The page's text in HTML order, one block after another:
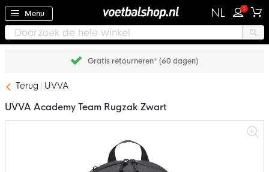
Menu NL 1
Gratis retourneren* (60 dagen)
Terug UVVA
UVVA Academy Team Rugzak Zwart